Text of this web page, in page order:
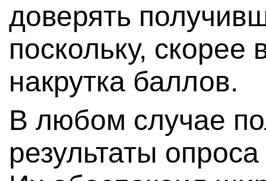
доверять
поскольку, скорее
накрутка баллов.
В любом случае
результаты